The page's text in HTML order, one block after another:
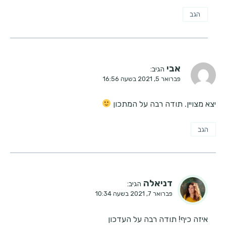
הגב
אבי הגיב:
פברואר 5, 2021 בשעה 16:56
יצא מצויין. תודה רבה על המתכון
הגב
דניאלה הגיב:
פברואר 7, 2021 בשעה 10:34
איזה כיף! תודה רבה על העדכון